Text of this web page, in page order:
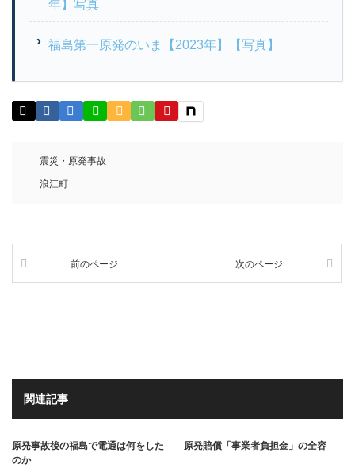
年】写真
福島第一原発のいま【2023年】【写真】
震災・原発事故
浪江町
前のページ 次のページ
関連記事
原発事故後の福島で電通は何をした
のか
原発賠償「事業者負担金」の全容